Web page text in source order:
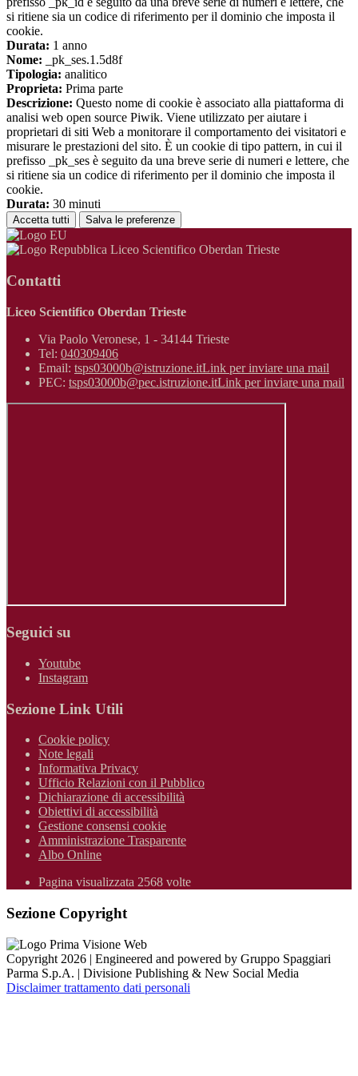
si ritiene sia un codice di riferimento per il dominio che imposta il
cookie.
Durata: 1 anno
Nome: _pk_ses.1.5d8f
Tipologia: analitico
Proprieta: Prima parte
Descrizione: Questo nome di cookie è associato alla piattaforma di
analisi web open source Piwik. Viene utilizzato per aiutare i
proprietari di siti Web a monitorare il comportamento dei visitatori e
misurare le prestazioni del sito. È un cookie di tipo pattern, in cui il
prefisso _pk_ses è seguito da una breve serie di numeri e lettere, che
si ritiene sia un codice di riferimento per il dominio che imposta il
cookie.
Durata: 30 minuti
Accetta tutti Salva le preferenze
Liceo Scientifico Oberdan Trieste
Contatti
Liceo Scientifico Oberdan Trieste
Via Paolo Veronese, 1 - 34144 Trieste
Tel: 040309406
Email: tsps03000b@istruzione.itLink per inviare una mail
PEC: tsps03000b@pec.istruzione.itLink per inviare una mail
Seguici su
Youtube
Instagram
Sezione Link Utili
Cookie policy
Note legali
Informativa Privacy
Ufficio Relazioni con il Pubblico
Dichiarazione di accessibilità
Obiettivi di accessibilità
Gestione consensi cookie
Amministrazione Trasparente
Albo Online
Pagina visualizzata 2568 volte
Sezione Copyright
Copyright 2026 | Engineered and powered by Gruppo Spaggiari
Parma S.p.A. | Divisione Publishing & New Social Media
Disclaimer trattamento dati personali